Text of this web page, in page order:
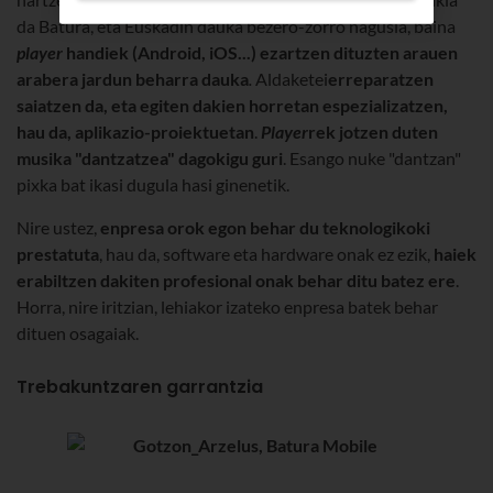
da Batura, eta Euskadin dauka bezero-zorro nagusia, baina
player handiek (Android, iOS...) ezartzen dituzten arauen
arabera jardun beharra dauka. Aldaketeierreparatzen
saiatzen da, eta egiten dakien horretan espezializatzen,
hau da, aplikazio-proiektuetan. Playerrek jotzen duten
musika "dantzatzea" dagokigu guri. Esango nuke "dantzan"
pixka bat ikasi dugula hasi ginenetik.
Nire ustez, enpresa orok egon behar du teknologikoki
prestatuta, hau da, software eta hardware onak ez ezik, haiek
erabiltzen dakiten profesional onak behar ditu batez ere.
Horra, nire iritzian, lehiakor izateko enpresa batek behar
dituen osagaiak.
Trebakuntzaren garrantzia